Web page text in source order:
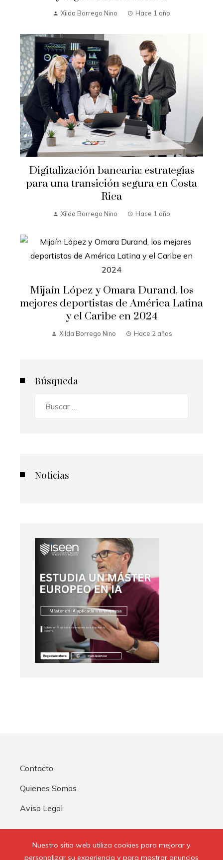
Nuestro sitio web utiliza cookies para mejorar y
personalizar su experiencia y para mostrar anuncios
Xilda Borrego Nino Hace 1 año
Digitalización bancaria: estrategias
para una transición segura en Costa
Rica
Xilda Borrego Nino Hace 1 año
Mijaín López y Omara Durand, los
mejores deportistas de América Latina
y el Caribe en 2024
Xilda Borrego Nino Hace 2 años
Búsqueda
Noticias
Contacto
Quienes Somos
Aviso Legal